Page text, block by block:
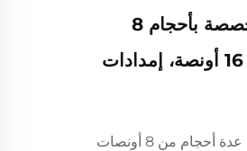
للاستخدام مرة واحدة مع طباعة مخصصة بأحجام 8
أونصات / 10 أونصات / 12 أونصة / 16 أونصة، إمدادات
يأتي هذا الكوب الفند الفندقية كوب القهوة في عدة أحجام من 8 أونصات